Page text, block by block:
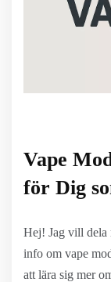
Vape
för Dig
Hej! Jag vill dela
info om vape
att lära sig mer